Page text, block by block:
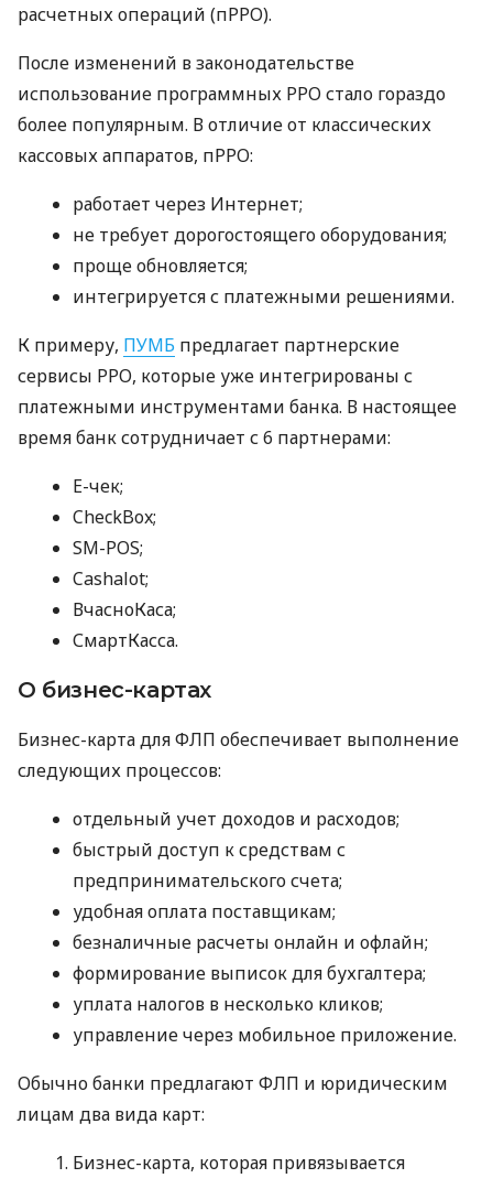
расчетных операций (пРРО).
После изменений в законодательстве
использование программных РРО стало гораздо
более популярным. В отличие от классических
кассовых аппаратов, пРРО:
работает через Интернет;
не требует дорогостоящего оборудования;
проще обновляется;
интегрируется с платежными решениями.
К примеру, ПУМБ предлагает партнерские
сервисы РРО, которые уже интегрированы с
платежными инструментами банка. В настоящее
время банк сотрудничает с 6 партнерами:
E-чек;
CheckBox;
SM-POS;
Cashalot;
ВчасноКаса;
СмартКасса.
О бизнес-картах
Бизнес-карта для ФЛП обеспечивает выполнение
следующих процессов:
отдельный учет доходов и расходов;
быстрый доступ к средствам с
предпринимательского счета;
удобная оплата поставщикам;
безналичные расчеты онлайн и офлайн;
формирование выписок для бухгалтера;
уплата налогов в несколько кликов;
управление через мобильное приложение.
Обычно банки предлагают ФЛП и юридическим
лицам два вида карт:
Бизнес-карта, которая привязывается